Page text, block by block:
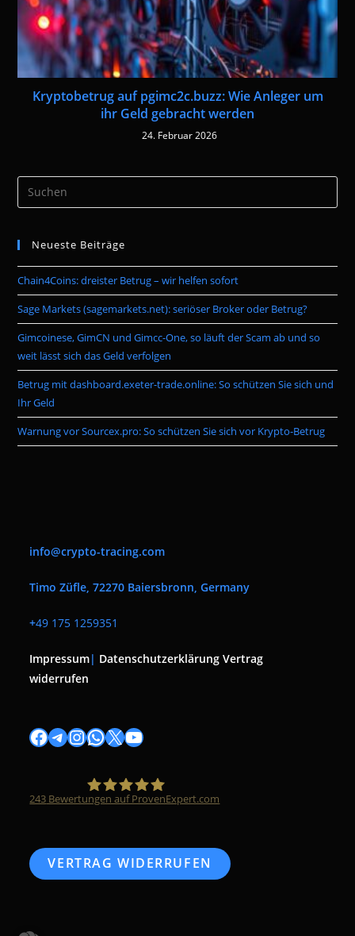
Kryptobetrug auf pgimc2c.buzz: Wie Anleger um
ihr Geld gebracht werden
24. Februar 2026
the
Neueste Beiträge
Chain4Coins: dreister Betrug – wir helfen sofort
Sage Markets (sagemarkets.net): seriöser Broker oder Betrug?
Gimcoinese, GimCN und Gimcc-One, so läuft der Scam ab und so
weit lässt sich das Geld verfolgen
Betrug mit dashboard.exeter-trade.online: So schützen Sie sich und
Ihr Geld
Warnung vor Sourcex.pro: So schützen Sie sich vor Krypto-Betrug
info@crypto-tracing.com
Timo Züfle, 72270 Baiersbronn, Germany
+49 175 1259351
Impressum| Datenschutzerklärung Vertrag
widerrufen
Facebook
Telegram
Instagram
WhatsApp
X YouTube
243 Bewertungen auf ProvenExpert.com
VERTRAG WIDERRUFEN